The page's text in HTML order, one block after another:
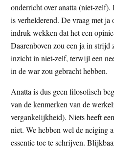
onderricht over anatta (niet-
is verhelderend. De vraag met ja
indruk wekken dat het een
Daarenboven zou een ja in strijd
inzicht in niet-zelf, terwijl een
in de war zou gebracht hebben.
Anatta is dus geen filosofisch
van de kenmerken van de
vergankelijkheid). Niets heeft
niet. We hebben wel de neiging
essentie toe te schrijven.